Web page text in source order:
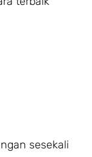
sesekali